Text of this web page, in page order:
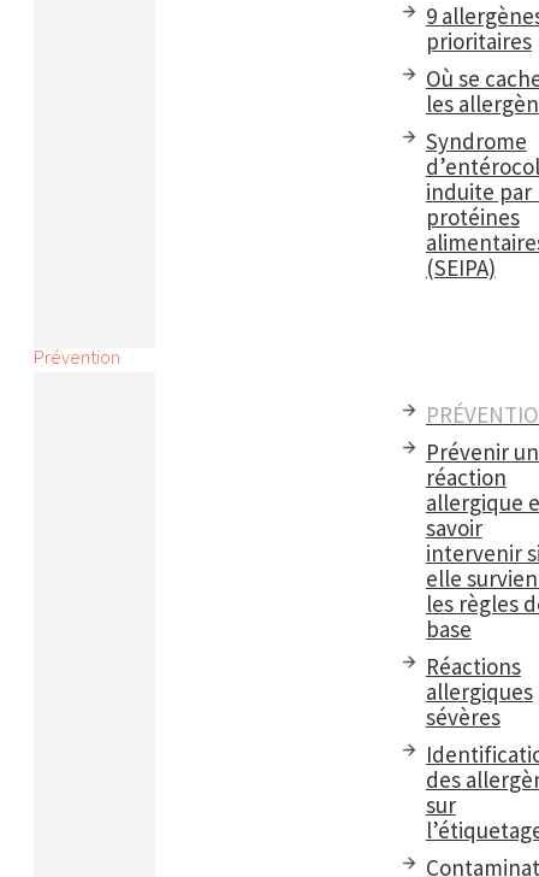
9
prioritaires
Où se
les
Syndrome
induite par
protéines
(SEIPA)
Prévention
Prévenir
réaction
allergique
savoir
intervenir
elle
les règles
base
Réactions
allergiques
sévères
des
sur